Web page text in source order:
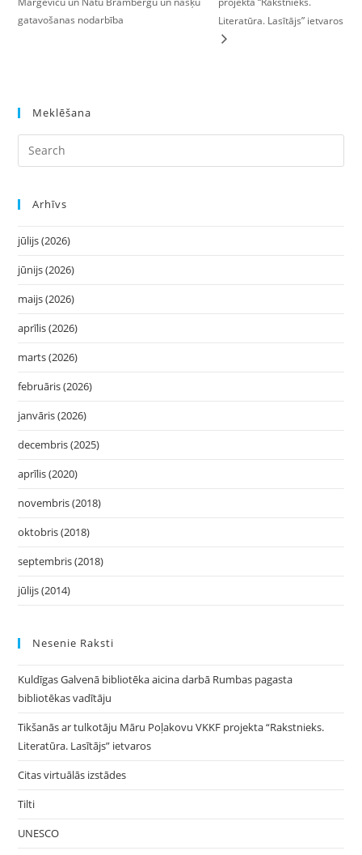
gatavošanas nodarbība
Literatūra. Lasītājs” ietvaros
Meklēšana
Arhīvs
jūlijs (2026)
jūnijs (2026)
maijs (2026)
aprīlis (2026)
marts (2026)
februāris (2026)
janvāris (2026)
decembris (2025)
aprīlis (2020)
novembris (2018)
oktobris (2018)
septembris (2018)
jūlijs (2014)
Nesenie Raksti
Kuldīgas Galvenā bibliotēka aicina darbā Rumbas pagasta
bibliotēkas vadītāju
Tikšanās ar tulkotāju Māru Poļakovu VKKF projekta “Rakstnieks.
Literatūra. Lasītājs” ietvaros
Citas virtuālās izstādes
Tilti
UNESCO